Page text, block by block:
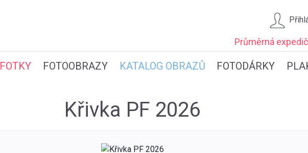
Průměrná
FOTKY FOTOOBRAZY KATALOG OBRAZŮ FOTODÁRKY
Křivka PF 2026